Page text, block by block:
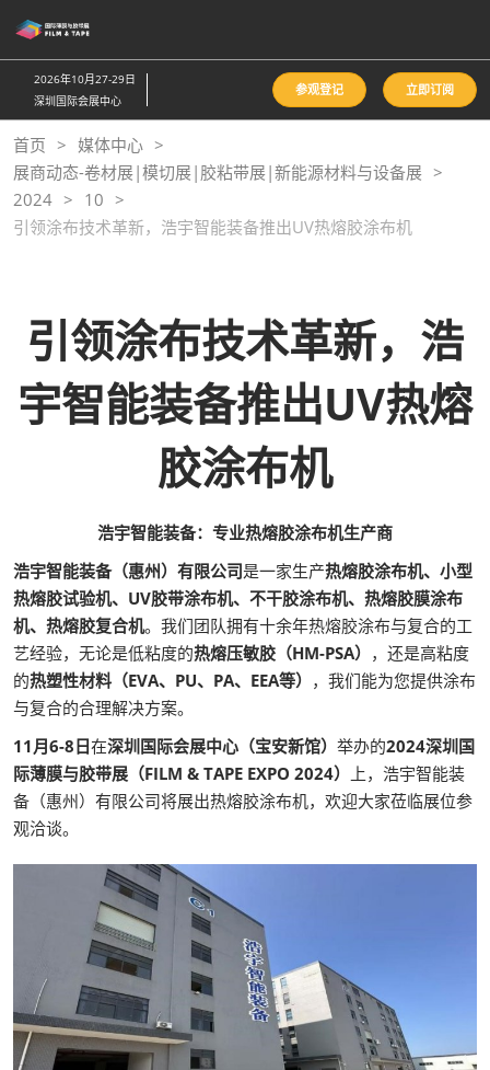
接
跳
至
内
容
2026年10月27-29日
深圳国际会展中心
参观登记 立即订阅
首页
媒体中心
展商动态-卷材展|模切展|胶粘带展|新能源材料与设备展
2024
10
引领涂布技术革新，浩宇智能装备推出UV热熔胶涂布机
引领涂布技术革新，浩
宇智能装备推出UV热熔
胶涂布机
浩宇智能装备：专业热熔胶涂布机生产商
浩宇智能装备（惠州）有限公司是一家生产热熔胶涂布机、小型
热熔胶试验机、UV胶带涂布机、不干胶涂布机、热熔胶膜涂布
机、热熔胶复合机。我们团队拥有十余年热熔胶涂布与复合的工
艺经验，无论是低粘度的热熔压敏胶（HM-PSA） ，还是高粘度
的热塑性材料（EVA、PU、PA、EEA等） ，我们能为您提供涂布
与复合的合理解决方案。
11月6-8日在深圳国际会展中心（宝安新馆） 举办的2024深圳国
际薄膜与胶带展（FILM & TAPE EXPO 2024）
上，浩宇智能装
备（惠州）有限公司将展出热熔胶涂布机，欢迎大家莅临展位参
观洽谈。